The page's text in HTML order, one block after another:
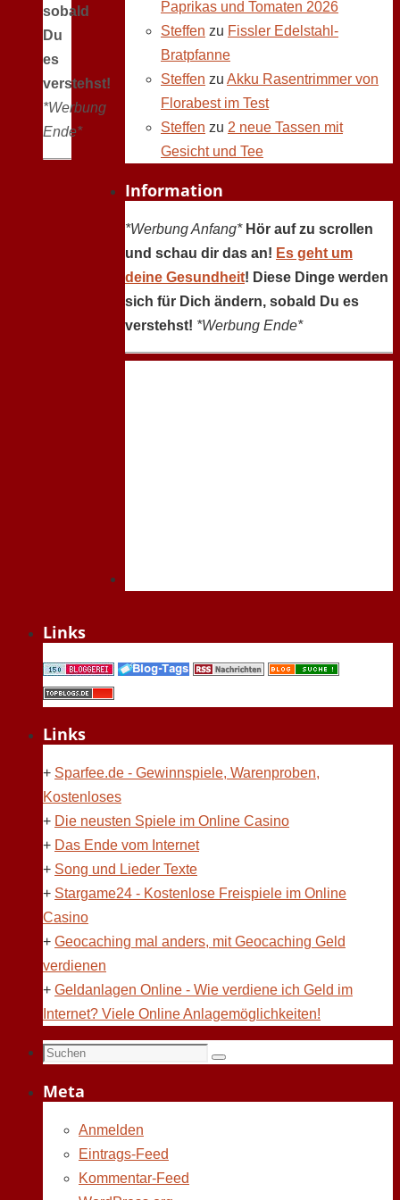
sobald
Du
es
verstehst!
*Werbung
Ende*
Paprikas und Tomaten 2026
Steffen zu Fissler Edelstahl-
Bratpfanne
Steffen zu Akku Rasentrimmer von
Florabest im Test
Steffen zu 2 neue Tassen mit
Gesicht und Tee
Information
*Werbung Anfang* Hör auf zu scrollen
und schau dir das an! Es geht um
deine Gesundheit! Diese Dinge werden
sich für Dich ändern, sobald Du es
verstehst! *Werbung Ende*
Links
Links
+ Sparfee.de - Gewinnspiele, Warenproben,
Kostenloses
+ Die neusten Spiele im Online Casino
+ Das Ende vom Internet
+ Song und Lieder Texte
+ Stargame24 - Kostenlose Freispiele im Online
Casino
+ Geocaching mal anders, mit Geocaching Geld
verdienen
+ Geldanlagen Online - Wie verdiene ich Geld im
Internet? Viele Online Anlagemöglichkeiten!
Suchen
Suchen
Meta
Anmelden
Eintrags-Feed
Kommentar-Feed